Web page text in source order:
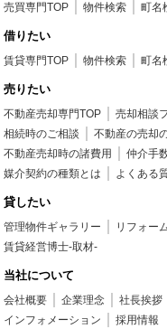
売買専門TOP 物件検索 町名
借りたい
賃貸専門TOP 物件検索 町名
売りたい
不動産売却専門TOP 売却相談
相続時のご相談
不動産の売却
不動産売却時の諸費用
仲介手
媒介契約の種類とは
よくある
貸したい
管理物件ギャラリー リフォー
賃貸経営博士-取材-
当社について
会社概要 企業理念 社長挨拶
インフォメーション
採用情報